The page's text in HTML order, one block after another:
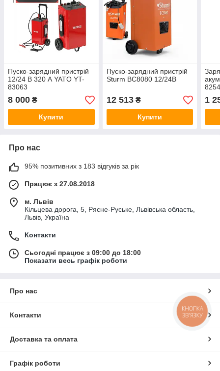
Пуско-зарядний пристрій
12/24 В 320 А YATO YT-
83063
8 000 ₴
Купити
Пуско-зарядний пристрій
Sturm BC8080 12/24В
12 513₴
Купити
1
Про нас
95% позитивних з 183 відгуків за рік
Працює з 27.08.2018
м. Львів
Кільцева дорога, 5, Рясне-Руське, Львівська область,
Львів, Україна
Контакти
Сьогодні працює з 09:00 до 18:00
Показати весь графік роботи
Про нас
Контакти
Доставка та оплата
Графік роботи
КНОПКА
ЗВ'ЯЗКУ